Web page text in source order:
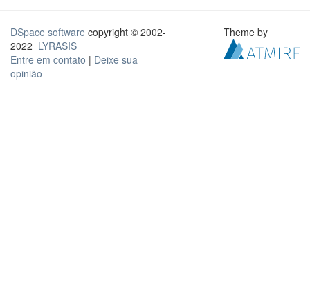
DSpace software copyright © 2002-
2022 LYRASIS
Entre em contato | Deixe sua
opinião
Theme by